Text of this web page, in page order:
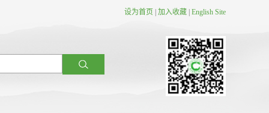
设为首页 加入收藏 English Site